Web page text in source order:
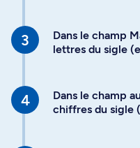
Dans le champ
lettres du sigle
Dans le champ
chiffres du sigle